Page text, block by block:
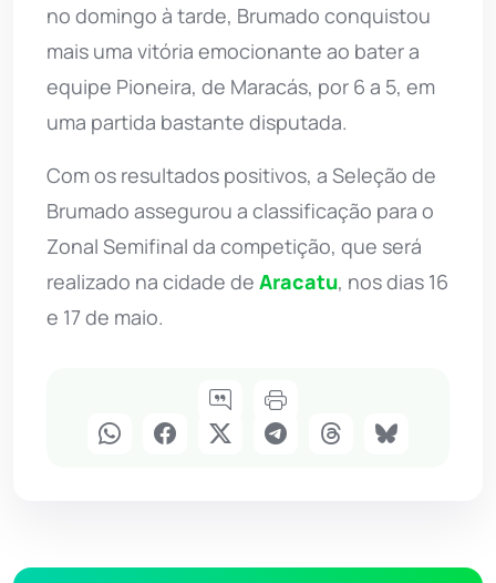
no domingo à tarde, Brumado conquistou
mais uma vitória emocionante ao bater a
equipe Pioneira, de Maracás, por 6 a 5, em
uma partida bastante disputada.
Com os resultados positivos, a Seleção de
Brumado assegurou a classificação para o
Zonal Semifinal da competição, que será
realizado na cidade de Aracatu, nos dias 16
e 17 de maio.